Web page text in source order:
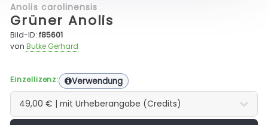
Anolis carolinensis
Grüner Anolis
Bild-ID:f85601
vonButke Gerhard
Einzellizenz: Verwendung